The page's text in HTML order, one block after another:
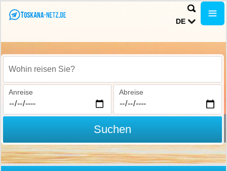
DE
Wohin reisen Sie?
Anreise Abreise
Suchen